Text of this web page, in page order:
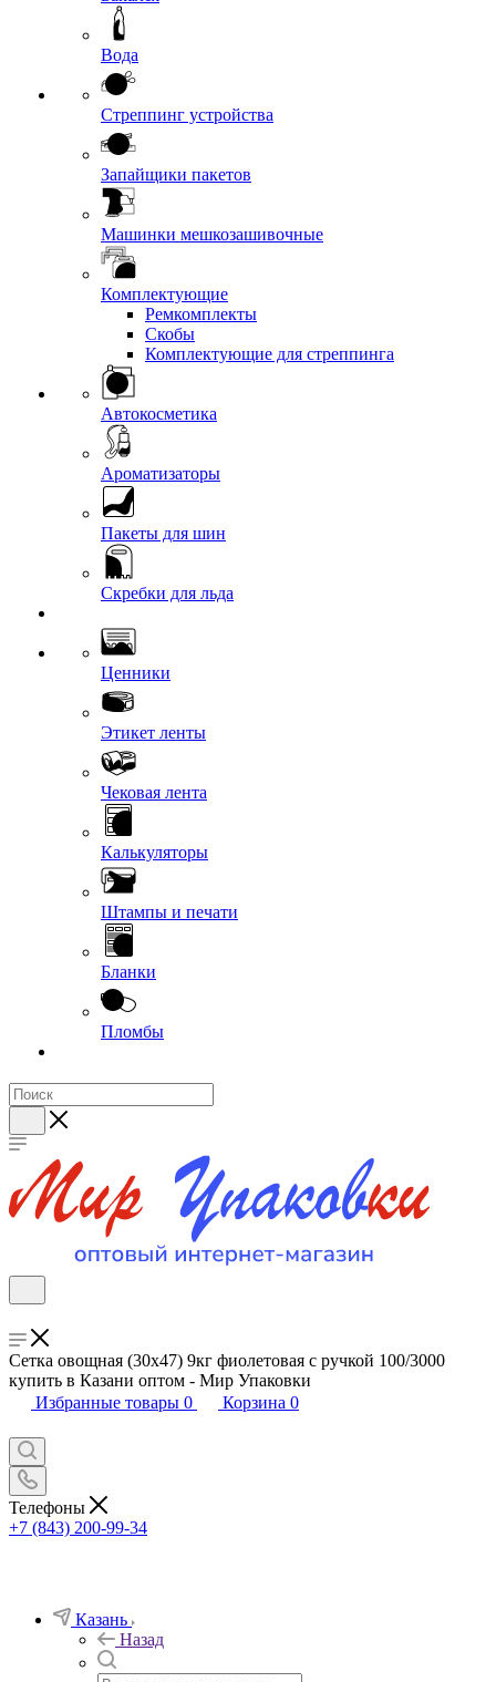
Вода
Стреппинг устройства
Запайщики пакетов
Машинки мешкозашивочные
Комплектующие
Ремкомплекты
Скобы
Комплектующие для стреппинга
Автокосметика
Ароматизаторы
Пакеты для шин
Скребки для льда
Ценники
Этикет ленты
Чековая лента
Калькуляторы
Штампы и печати
Бланки
Пломбы
Сетка овощная (30х47) 9кг фиолетовая с ручкой 100/3000
купить в Казани оптом - Мир Упаковки
Избранные товары 0 Корзина 0
Телефоны
+7 (843) 200-99-34
Казань
Назад